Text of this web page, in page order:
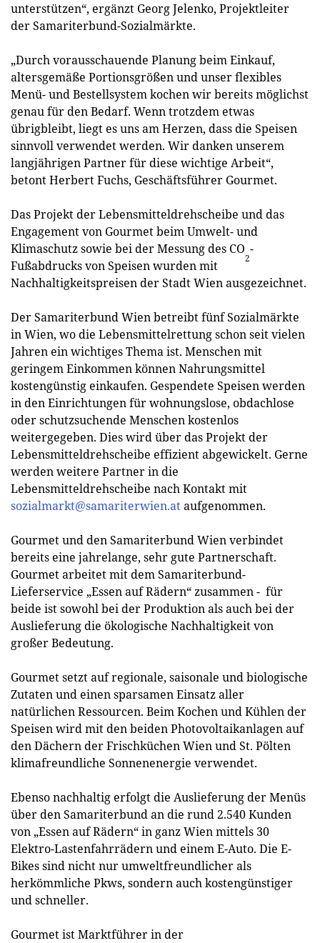
unterstützen“, ergänzt Georg Jelenko, Projektleiter
der Samariterbund-Sozialmärkte.
„Durch vorausschauende Planung beim Einkauf,
altersgemäße Portionsgrößen und unser flexibles
Menü- und Bestellsystem kochen wir bereits möglichst
genau für den Bedarf. Wenn trotzdem etwas
übrigbleibt, liegt es uns am Herzen, dass die Speisen
sinnvoll verwendet werden. Wir danken unserem
langjährigen Partner für diese wichtige Arbeit“,
betont Herbert Fuchs, Geschäftsführer Gourmet.
Das Projekt der Lebensmitteldrehscheibe und das
Engagement von Gourmet beim Umwelt- und
Klimaschutz sowie bei der Messung des CO
2
-
Fußabdrucks von Speisen wurden mit
Nachhaltigkeitspreisen der Stadt Wien ausgezeichnet.
Der Samariterbund Wien betreibt fünf Sozialmärkte
in Wien, wo die Lebensmittelrettung schon seit vielen
Jahren ein wichtiges Thema ist. Menschen mit
geringem Einkommen können Nahrungsmittel
kostengünstig einkaufen. Gespendete Speisen werden
in den Einrichtungen für wohnungslose, obdachlose
oder schutzsuchende Menschen kostenlos
weitergegeben. Dies wird über das Projekt der
Lebensmitteldrehscheibe effizient abgewickelt. Gerne
werden weitere Partner in die
Lebensmitteldrehscheibe nach Kontakt mit
sozialmarkt@samariterwien.ataufgenommen.
Gourmet und den Samariterbund Wien verbindet
bereits eine jahrelange, sehr gute Partnerschaft.
Gourmet arbeitet mit dem Samariterbund-
Lieferservice „Essen auf Rädern“ zusammen - für
beide ist sowohl bei der Produktion als auch bei der
Auslieferung die ökologische Nachhaltigkeit von
großer Bedeutung.
Gourmet setzt auf regionale, saisonale und biologische
Zutaten und einen sparsamen Einsatz aller
natürlichen Ressourcen. Beim Kochen und Kühlen der
Speisen wird mit den beiden Photovoltaikanlagen auf
den Dächern der Frischküchen Wien und St. Pölten
klimafreundliche Sonnenenergie verwendet.
Ebenso nachhaltig erfolgt die Auslieferung der Menüs
über den Samariterbund an die rund 2.540 Kunden
von „Essen auf Rädern“ in ganz Wien mittels 30
Elektro-Lastenfahrrädern und einem E-Auto. Die E-
Bikes sind nicht nur umweltfreundlicher als
herkömmliche Pkws, sondern auch kostengünstiger
und schneller.
Gourmet ist Marktführer in der